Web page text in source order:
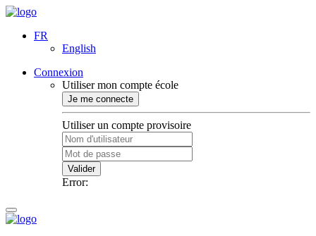
FR
English
Connexion
Utiliser mon compte école
Je me connecte
Utiliser un compte provisoire
Valider
Error: